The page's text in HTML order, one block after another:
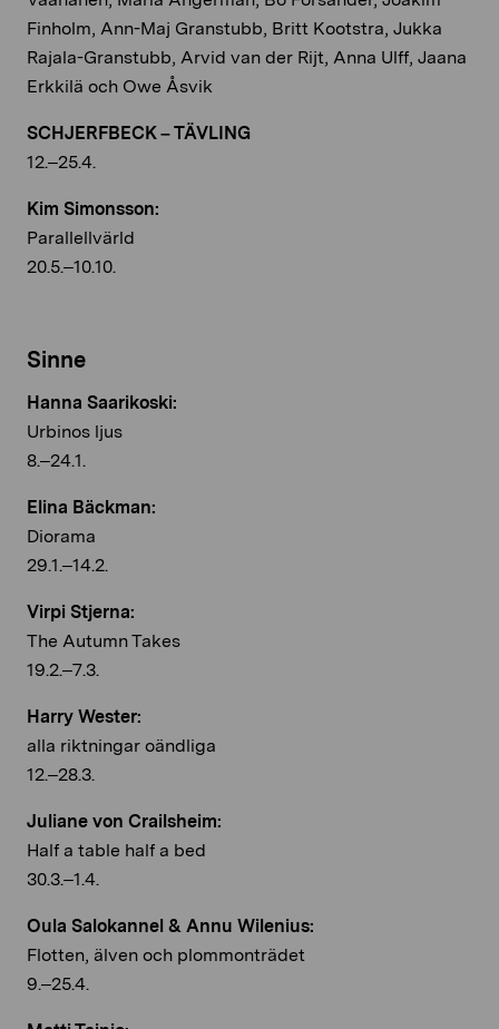
Finholm, Ann-Maj Granstubb, Britt Kootstra, Jukka
Rajala-Granstubb, Arvid van der Rijt, Anna Ulff, Jaana
Erkkilä och Owe Åsvik
SCHJERFBECK – TÄVLING
12.–25.4.
Kim Simonsson:
Parallellvärld
20.5.–10.10.
Sinne
Hanna Saarikoski:
Urbinos ljus
8.–24.1.
Elina Bäckman:
Diorama
29.1.–14.2.
Virpi Stjerna:
The Autumn Takes
19.2.–7.3.
Harry Wester:
alla riktningar oändliga
12.–28.3.
Juliane von Crailsheim:
Half a table half a bed
30.3.–1.4.
Oula Salokannel & Annu Wilenius:
Flotten, älven och plommonträdet
9.–25.4.